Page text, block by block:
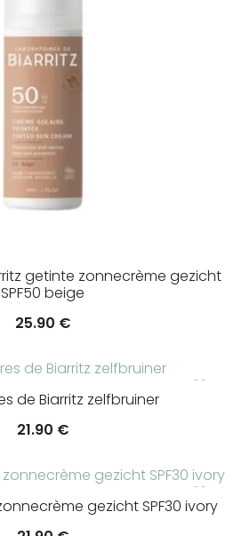
getinte zonnecrème gezicht
SPF50 beige
25.90 €
de Biarritz zelfbruiner
21.90 €
gezicht SPF30 ivory